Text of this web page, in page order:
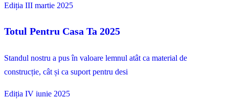
Ediția III martie 2025
Totul Pentru Casa Ta 2025
Standul nostru a pus în valoare lemnul atât ca material de
construcție, cât și ca suport pentru desi
Ediția IV iunie 2025